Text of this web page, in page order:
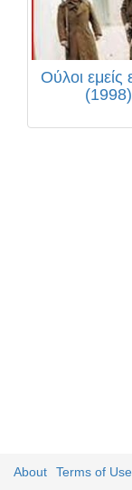
Ούλοι εμείς
(1998)
About Terms of Use